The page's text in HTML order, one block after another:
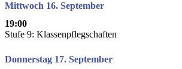
Mittwoch 16. September
19:00
Stufe 9: Klassenpflegschaften
Donnerstag 17. September